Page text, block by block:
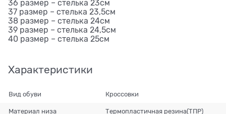
36 размер – стелька 23см
37 размер – стелька 23,5см
38 размер – стелька 24см
39 размер – стелька 24,5см
40 размер – стелька 25см
Характеристики
Вид обуви Кроссовки
Материал низа Термопластичная резина(ТПР)